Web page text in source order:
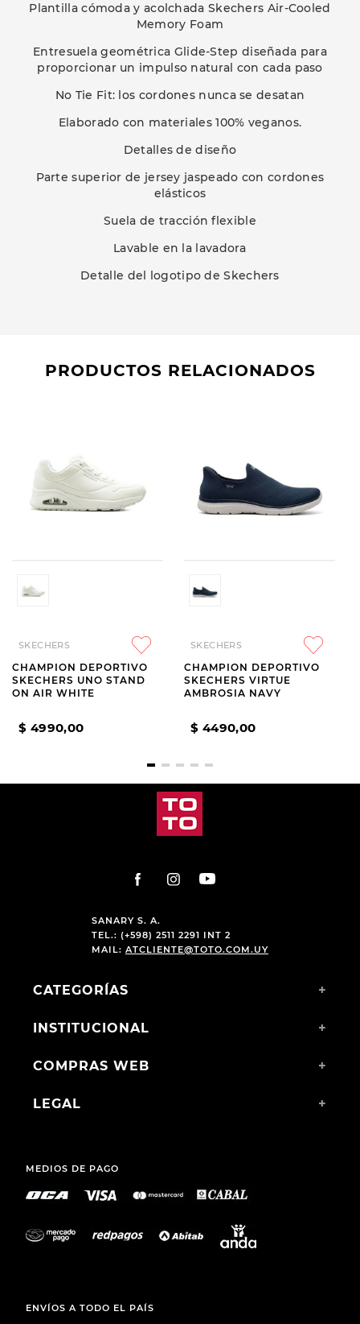
Plantilla cómoda y acolchada Skechers Air-Cooled
Memory Foam
Entresuela geométrica Glide-Step diseñada para
proporcionar un impulso natural con cada paso
No Tie Fit: los cordones nunca se desatan
Elaborado con materiales 100% veganos.
Detalles de diseño
Parte superior de jersey jaspeado con cordones
elásticos
Suela de tracción flexible
Lavable en la lavadora
Detalle del logotipo de Skechers
PRODUCTOS RELACIONADOS
SKECHERS
CHAMPION DEPORTIVO
SKECHERS UNO STAND
ON AIR WHITE
$ 4990,00
SKECHERS
CHAMPION DEPORTIVO
SKECHERS VIRTUE
AMBROSIA NAVY
$ 4490,00
SANARY S. A.
TEL.: (+598) 2511 2291 INT 2
MAIL: ATCLIENTE@TOTO.COM.UY
CATEGORÍAS +
INSTITUCIONAL +
COMPRAS WEB +
LEGAL +
MEDIOS DE PAGO
ENVÍOS A TODO EL PAÍS